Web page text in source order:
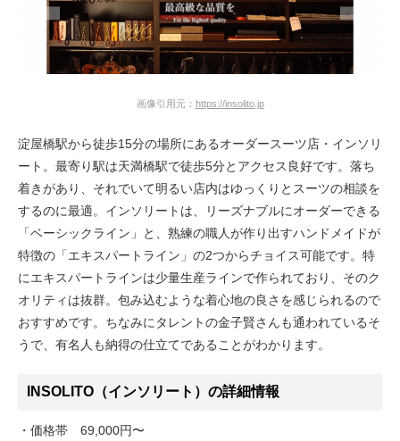
画像引用元： https://insolito.jp
淀屋橋駅から徒歩15分の場所にあるオーダースーツ店・インソリ
ート。最寄り駅は天満橋駅で徒歩5分とアクセス良好です。落ち
着きがあり、それでいて明るい店内はゆっくりとスーツの相談を
するのに最適。インソリートは、リーズナブルにオーダーできる
「ベーシックライン」と、熟練の職人が作り出すハンドメイドが
特徴の「エキスパートライン」の2つからチョイス可能です。特
にエキスパートラインは少量生産ラインで作られており、そのク
オリティは抜群。包み込むような着心地の良さを感じられるので
おすすめです。ちなみにタレントの金子賢さんも通われているそ
うで、有名人も納得の仕立てであることがわかります。
INSOLITO（インソリート）の詳細情報
・価格帯 69,000円〜